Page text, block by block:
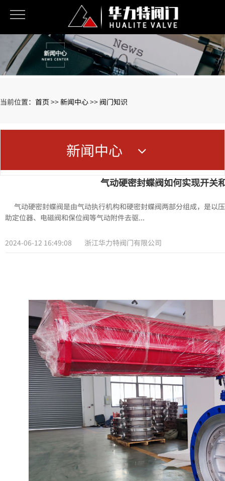
当前位置： 首页 >>新闻中心>> 阀门知识
新闻中心
气动硬密封蝶阀如何实现开关
气动硬密封蝶阀是由气动执行机构和硬密封蝶阀两部分组成，是以
助定位器、电磁阀和保位阀等气动附件去驱...
2024-06-12 16:49:08 浙江华力特阀门有限公司